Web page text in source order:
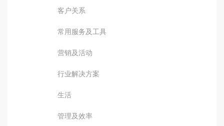
客户关系
常用服务及工具
营销及活动
行业解决方案
生活
管理及效率